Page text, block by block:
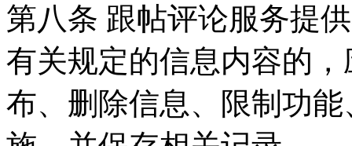
第八条 跟帖评论服务提
有关规定的信息内容的
布、删除信息、限制功